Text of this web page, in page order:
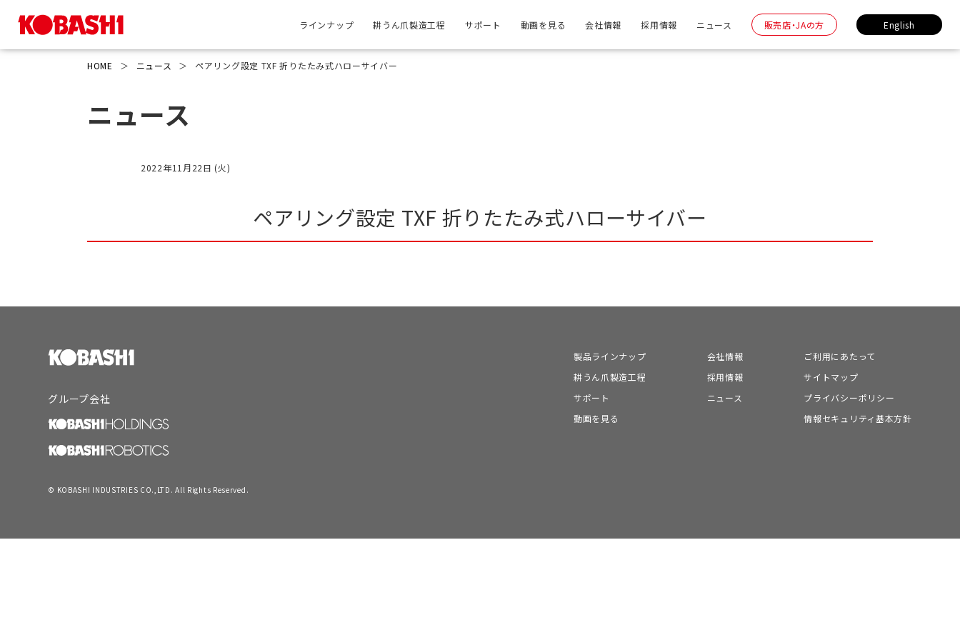
ラインナップ 耕うん爪製造工程 サポート 動画を見る 会社情報 採用情報 ニュース 販売店・JAの方 English
HOME ＞ ニュース ＞ ペアリング設定 TXF 折りたたみ式ハローサイバー
ニュース
2022年11月22日 (火)
ペアリング設定 TXF 折りたたみ式ハローサイバー
グループ会社
製品ラインナップ
耕うん爪製造工程
サポート
動画を見る
会社情報
採用情報
ニュース
ご利用にあたって
サイトマップ
プライバシーポリシー
情報セキュリティ基本方針
© KOBASHI INDUSTRIES CO.,LTD. All Rights Reserved.